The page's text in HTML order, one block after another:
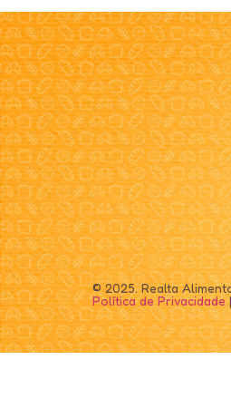
© 2025. Realta
Política de Privacidade